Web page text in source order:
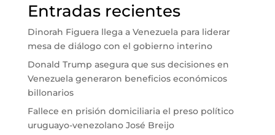
Entradas recientes
Dinorah Figuera llega a Venezuela para liderar
mesa de diálogo con el gobierno interino
Donald Trump asegura que sus decisiones en
Venezuela generaron beneficios económicos
billonarios
Fallece en prisión domiciliaria el preso político
uruguayo-venezolano José Breijo